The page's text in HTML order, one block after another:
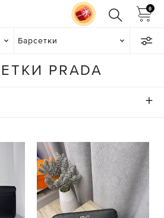
0
Барсетки
PRADA